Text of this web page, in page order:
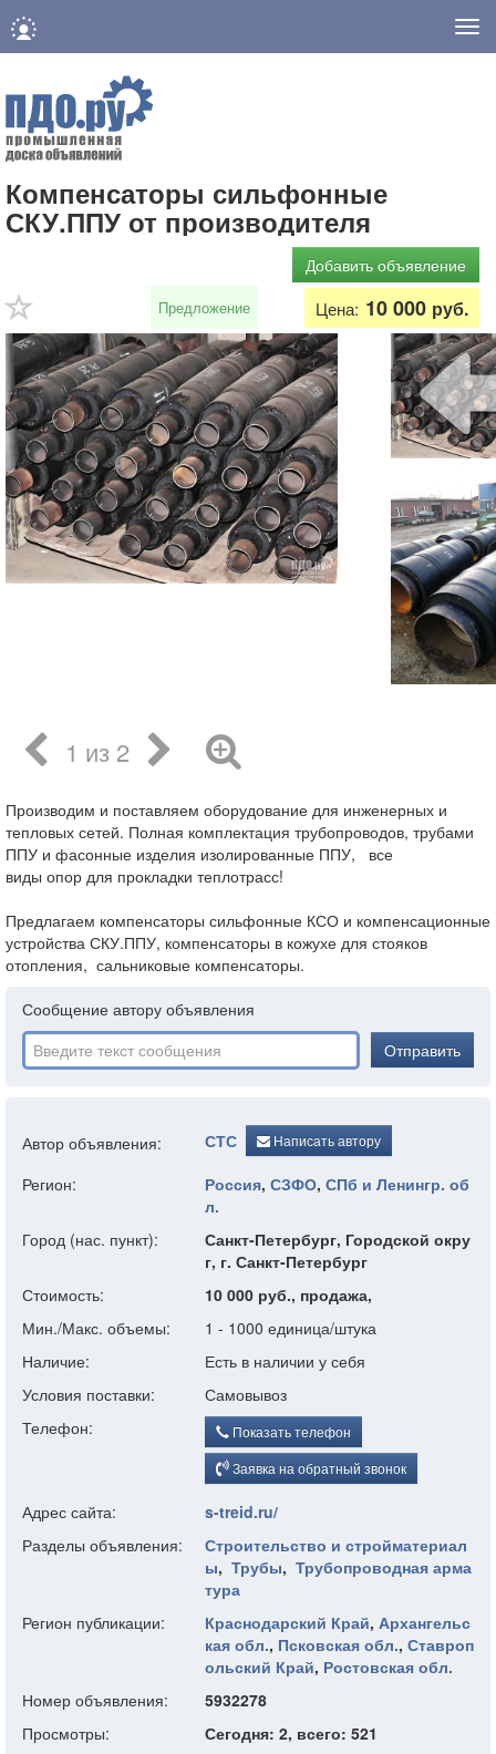
Компенсаторы сильфонные
СКУ.ППУ от производителя
Добавить объявление
Предложение Цена: 10 000 руб.
1 из 2
Производим и поставляем оборудование для инженерных и
тепловых сетей. Полная комплектация трубопроводов, трубами
ППУ и фасонные изделия изолированные ППУ, все
виды опор для прокладки теплотрасс!
Предлагаем компенсаторы сильфонные КСО и компенсационные
устройства СКУ.ППУ, компенсаторы в кожухе для стояков
отопления, сальниковые компенсаторы.
Сообщение автору объявления
Отправить
Автор объявления: СТС Написать автору
Регион: Россия, СЗФО, СПб и Ленингр. об
л.
Город (нас. пункт):
Санкт-Петербург, Городской окру
г, г. Санкт-Петербург
Стоимость:
10 000 руб., продажа,
Мин./Макс. объемы:
1 - 1000 единица/штука
Наличие:
Есть в наличии у себя
Условия поставки:
Самовывоз
Телефон:
Показать телефон
Заявка на обратный звонок
Адрес сайта:
s-treid.ru/
Разделы объявления:
Строительство и стройматериал
ы, Трубы, Трубопроводная арма
тура
Регион публикации:
Краснодарский Край, Архангельс
кая обл., Псковская обл., Ставроп
ольский Край, Ростовская обл.
Номер объявления:
5932278
Просмотры:
Сегодня: 2, всего: 521